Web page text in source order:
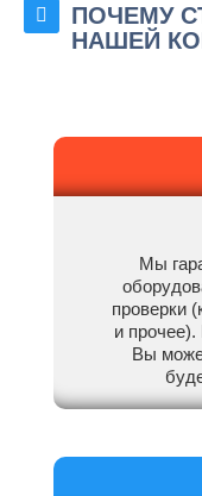
ПОЧЕМУ
НАШЕЙ
Мы
проверки
и
Вы